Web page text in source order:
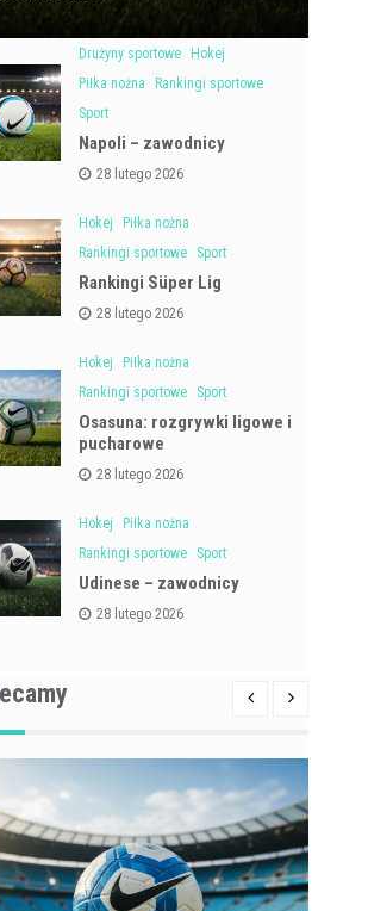
Drużyny sportowe
Hokej
Piłka nożna
Rankingi sportowe
Sport
Napoli – zawodnicy
28 lutego 2026
Hokej
Piłka nożna
Rankingi sportowe
Sport
Rankingi Süper Lig
28 lutego 2026
Hokej
Piłka nożna
Rankingi sportowe
Sport
Osasuna: rozgrywki ligowe i
pucharowe
28 lutego 2026
Hokej
Piłka nożna
Rankingi sportowe
Sport
Udinese – zawodnicy
28 lutego 2026